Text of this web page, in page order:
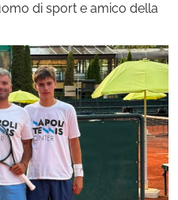
di sport e amico della